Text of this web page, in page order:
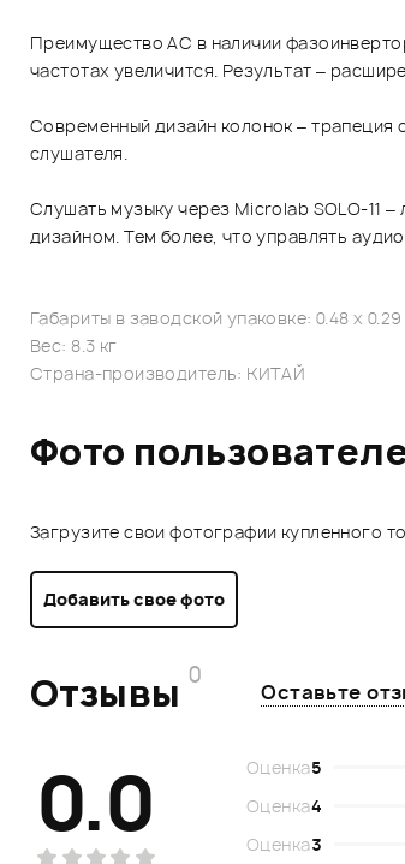
Преимущество АС в наличии
частотах увеличится. Результат –
Современный дизайн колонок – трапеция
слушателя.
Слушать музыку через Microlab SOLO-11
дизайном. Тем более, что управлять
Габариты в заводской упаковке: 0.48 x
Вес: 8.3 кг
Страна-производитель: КИТАЙ
Фото
Загрузите свои фотографии купленного
Добавить свое фото
Отзывы 0
Оставьте
0.0 Оценка5
Оценка4
Оценка3